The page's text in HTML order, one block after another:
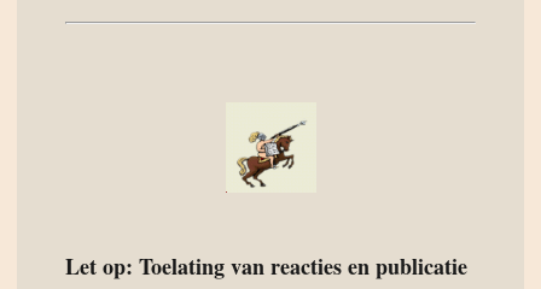
Let op: Toelating van reacties en publicatie